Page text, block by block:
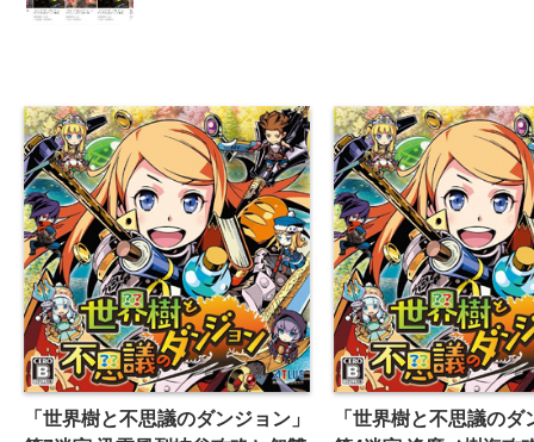
「世界樹と不思議のダンジョン」
「世界樹と不思議のダ